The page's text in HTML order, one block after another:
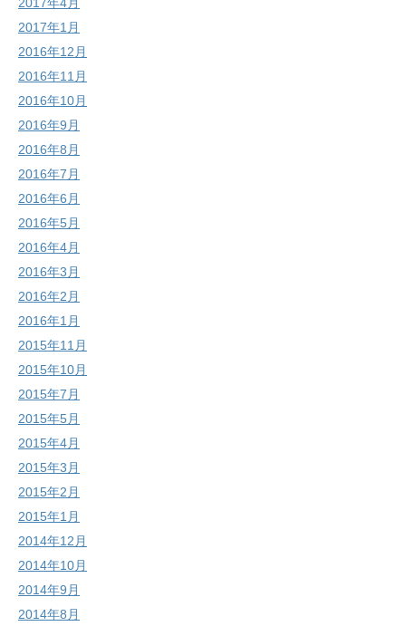
2017年1月
2016年12月
2016年11月
2016年10月
2016年9月
2016年8月
2016年7月
2016年6月
2016年5月
2016年4月
2016年3月
2016年2月
2016年1月
2015年11月
2015年10月
2015年7月
2015年5月
2015年4月
2015年3月
2015年2月
2015年1月
2014年12月
2014年10月
2014年9月
2014年8月